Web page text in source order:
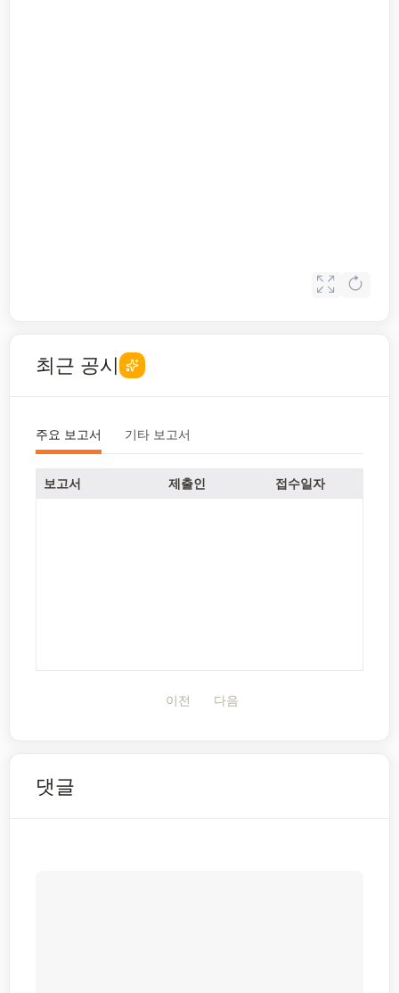
최근 공시
주요 보고서 기타 보고서
보고서 제출인 접수일자
이전 다음
댓글